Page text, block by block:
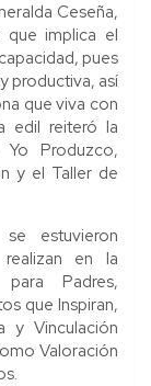
Ceseña,
que implica el
pues
productiva, así
que viva con
edil reiteró la
Produzco,
y el Taller de
estuvieron
en la
para Padres,
que Inspiran,
y Vinculación
Valoración